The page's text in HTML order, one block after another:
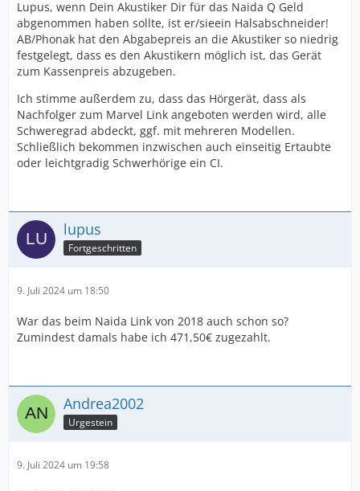
Lupus, wenn Dein Akustiker Dir für das Naida Q Geld
abgenommen haben sollte, ist er/sieein Halsabschneider!
AB/Phonak hat den Abgabepreis an die Akustiker so niedrig
festgelegt, dass es den Akustikern möglich ist, das Gerät
zum Kassenpreis abzugeben.
Ich stimme außerdem zu, dass das Hörgerät, dass als
Nachfolger zum Marvel Link angeboten werden wird, alle
Schweregrad abdeckt, ggf. mit mehreren Modellen.
Schließlich bekommen inzwischen auch einseitig Ertaubte
oder leichtgradig Schwerhörige ein CI.
lupus
Fortgeschritten
9. Juli 2024 um 18:50
War das beim Naida Link von 2018 auch schon so?
Zumindest damals habe ich 471,50€ zugezahlt.
Andrea2002
Urgestein
9. Juli 2024 um 19:58